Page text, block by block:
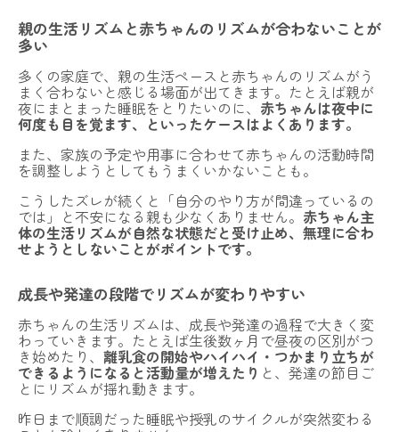
法人向けプラン
運営会社 採用情報利用規約プライバシーポリシー
今すぐLINEで予約する
親の生活リズムと赤ちゃんのリズムが合わないことが
多い
多くの家庭で、親の生活ペースと赤ちゃんのリズムがう
まく合わないと感じる場面が出てきます。たとえば親が
夜にまとまった睡眠をとりたいのに、 赤ちゃんは夜中に
何度も目を覚ます、といったケースはよくあります。
また、家族の予定や用事に合わせて赤ちゃんの活動時間
を調整しようとしてもうまくいかないことも。
こうしたズレが続くと「自分のやり方が間違っているの
では」と不安になる親も少なくありません。 赤ちゃん主
体の生活リズムが自然な状態だと受け止め、無理に合わ
せようとしないことがポイントです。
成長や発達の段階でリズムが変わりやすい
赤ちゃんの生活リズムは、成長や発達の過程で大きく変
わっていきます。たとえば生後数ヶ月で昼夜の区別がつ
き始めたり、 離乳食の開始やハイハイ・つかまり立ちが
できるようになると活動量が増えたり と、発達の節目ご
とにリズムが揺れ動きます。
昨日まで順調だった睡眠や授乳のサイクルが突然変わる